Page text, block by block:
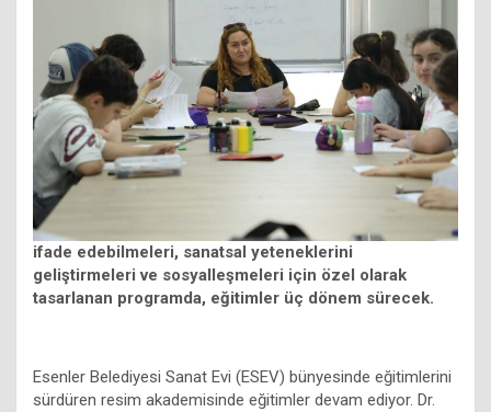
ifade edebilmeleri, sanatsal yeteneklerini
geliştirmeleri ve sosyalleşmeleri için özel olarak
tasarlanan programda, eğitimler üç dönem sürecek.
Esenler Belediyesi Sanat Evi (ESEV) bünyesinde eğitimlerini
sürdüren resim akademisinde eğitimler devam ediyor. Dr.